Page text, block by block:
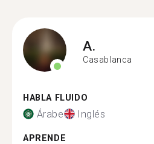
A.
Casablanca
HABLA FLUIDO
Árabe Inglés
APRENDE